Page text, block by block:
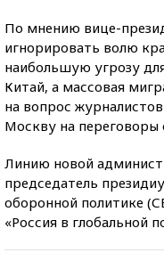
По мнению вице-
игнорировать волю
наибольшую угрозу
Китай, а массовая
на вопрос
Москву на переговоры
Линию новой
председатель
оборонной политике
«Россия в глобальной